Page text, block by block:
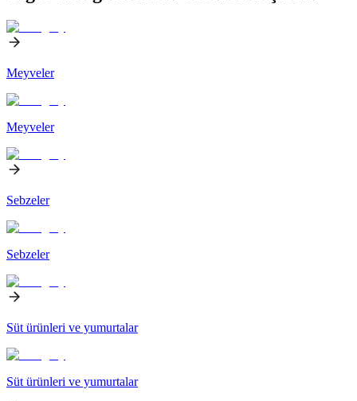
Meyveler
Meyveler
Sebzeler
Sebzeler
Süt ürünleri ve yumurtalar
Süt ürünleri ve yumurtalar